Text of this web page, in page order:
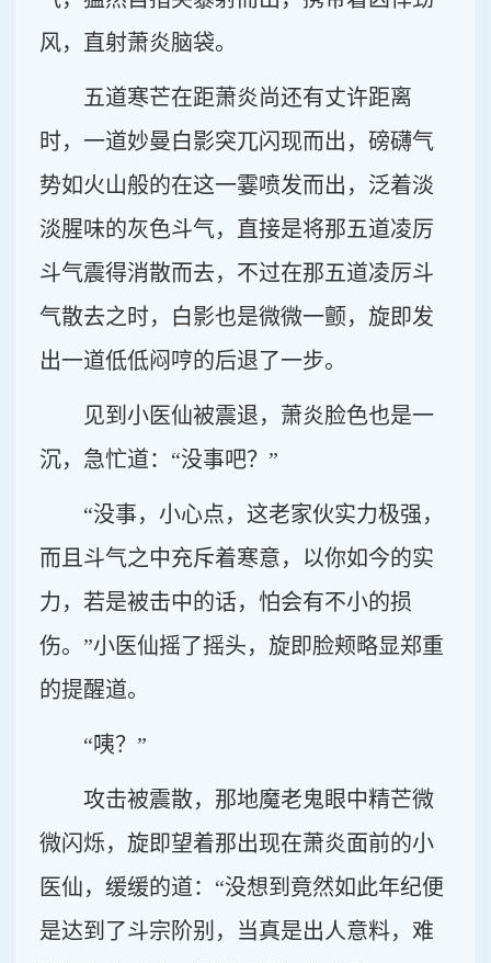
风，直射萧炎脑袋。
五道寒芒在距萧炎尚还有丈许距离
时，一道妙曼白影突兀闪现而出，磅礴气
势如火山般的在这一霎喷发而出，泛着淡
淡腥味的灰色斗气，直接是将那五道凌厉
斗气震得消散而去，不过在那五道凌厉斗
气散去之时，白影也是微微一颤，旋即发
出一道低低闷哼的后退了一步。
见到小医仙被震退，萧炎脸色也是一
沉，急忙道：“没事吧？”
“没事，小心点，这老家伙实力极强，
而且斗气之中充斥着寒意，以你如今的实
力，若是被击中的话，怕会有不小的损
伤。”小医仙摇了摇头，旋即脸颊略显郑重
的提醒道。
“咦？”
攻击被震散，那地魔老鬼眼中精芒微
微闪烁，旋即望着那出现在萧炎面前的小
医仙，缓缓的道：“没想到竟然如此年纪便
是达到了斗宗阶别，当真是出人意料，难